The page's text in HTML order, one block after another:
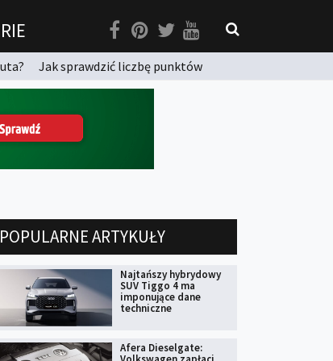
Jak sprawdzić liczbę punktów
POPULARNE ARTYKUŁY
Najtańszy hybrydowy
SUV Tiggo 4 ma
imponujące dane
techniczne
Afera Dieselgate: